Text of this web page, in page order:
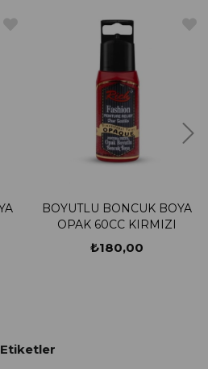
BOYUTLU BONCUK BOYA
OPAK 60CC KIRMIZI
₺180,00
Etiketler